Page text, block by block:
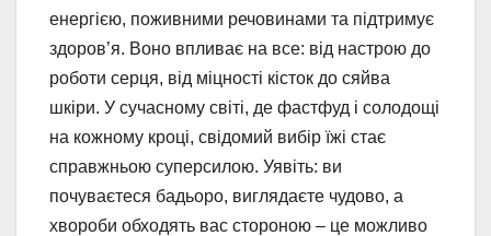
енергією, поживними речовинами та підтримує
здоров’я. Воно впливає на все: від настрою до
роботи серця, від міцності кісток до сяйва
шкіри. У сучасному світі, де фастфуд і солодощі
на кожному кроці, свідомий вибір їжі стає
справжньою суперсилою. Уявіть: ви
почуваєтеся бадьоро, виглядаєте чудово, а
хвороби обходять вас стороною – це можливо